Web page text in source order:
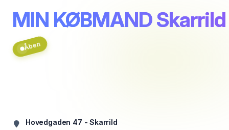
MIN KØBMAND Skarrild
Åben
Hovedgaden 47 - Skarrild